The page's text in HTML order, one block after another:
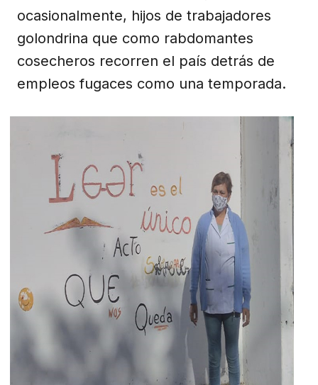
ocasionalmente, hijos de trabajadores
golondrina que como rabdomantes
cosecheros recorren el país detrás de
empleos fugaces como una temporada.